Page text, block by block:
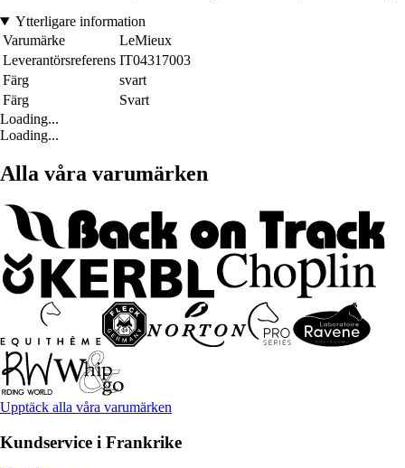
Ytterligare information
Varumärke
LeMieux
Leverantörsreferens IT04317003
Färg
svart
Färg
Svart
Loading...
Loading...
Alla våra varumärken
Upptäck alla våra varumärken
Kundservice i Frankrike